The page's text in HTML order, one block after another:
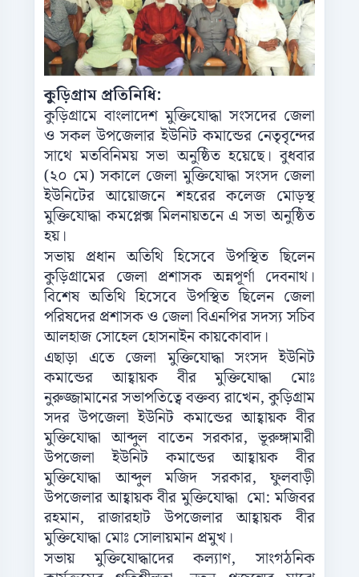
কুড়িগ্রাম প্রতিনিধি:
কুড়িগ্রামে বাংলাদেশ মুক্তিযোদ্ধা সংসদের জেলা
ও সকল উপজেলার ইউনিট কমান্ডের নেতৃবৃন্দের
সাথে মতবিনিময় সভা অনুষ্ঠিত হয়েছে। বুধবার
(২০ মে) সকালে জেলা মুক্তিযোদ্ধা সংসদ জেলা
ইউনিটের আয়োজনে শহরের কলেজ মোড়স্থ
মুক্তিযোদ্ধা কমপ্লেক্স মিলনায়তনে এ সভা অনুষ্ঠিত
হয়।
সভায় প্রধান অতিথি হিসেবে উপস্থিত ছিলেন
কুড়িগ্রামের জেলা প্রশাসক অন্নপূর্ণা দেবনাথ।
বিশেষ অতিথি হিসেবে উপস্থিত ছিলেন জেলা
পরিষদের প্রশাসক ও জেলা বিএনপির সদস্য সচিব
আলহাজ সোহেল হোসনাইন কায়কোবাদ।
এছাড়া এতে জেলা মুক্তিযোদ্ধা সংসদ ইউনিট
কমান্ডের আহ্বায়ক বীর মুক্তিযোদ্ধা মোঃ
নুরুজ্জামানের সভাপতিত্বে বক্তব্য রাখেন, কুড়িগ্রাম
সদর উপজেলা ইউনিট কমান্ডের আহ্বায়ক বীর
মুক্তিযোদ্ধা আব্দুল বাতেন সরকার, ভূরুঙ্গামারী
উপজেলা ইউনিট কমান্ডের আহ্বায়ক বীর
মুক্তিযোদ্ধা আব্দুল মজিদ সরকার, ফুলবাড়ী
উপজেলার আহ্বায়ক বীর মুক্তিযোদ্ধা মো: মজিবর
রহমান, রাজারহাট উপজেলার আহ্বায়ক বীর
মুক্তিযোদ্ধা মোঃ সোলায়মান প্রমুখ।
সভায় মুক্তিযোদ্ধাদের কল্যাণ, সাংগঠনিক